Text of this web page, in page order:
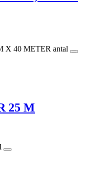
X 40 METER antal
25 M